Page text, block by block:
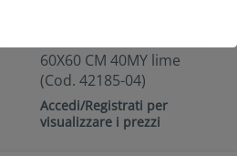
60X60 CM 40MY lime
(Cod. 42185-04)
Accedi/Registrati per
visualizzare i prezzi